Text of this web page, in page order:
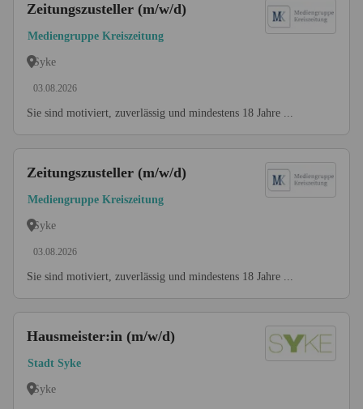
Zeitungszusteller (m/w/d)
Mediengruppe Kreiszeitung
Syke
03.08.2026
Sie sind motiviert, zuverlässig und mindestens 18 Jahre ...
Zeitungszusteller (m/w/d)
Mediengruppe Kreiszeitung
Syke
03.08.2026
Sie sind motiviert, zuverlässig und mindestens 18 Jahre ...
Hausmeister:in (m/w/d)
Stadt Syke
Syke